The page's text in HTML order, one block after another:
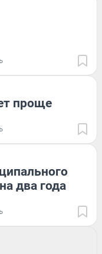
проще
два года